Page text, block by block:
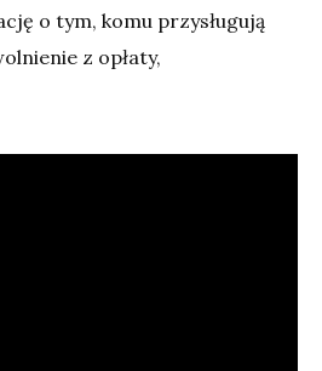
o tym, komu przysługują
z opłaty,